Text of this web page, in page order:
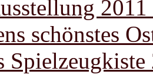
schönstes